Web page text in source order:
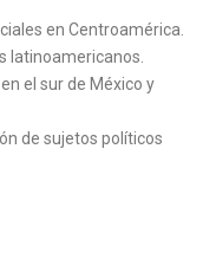
en Centroamérica.
latinoamericanos.
el sur de México y
de sujetos políticos